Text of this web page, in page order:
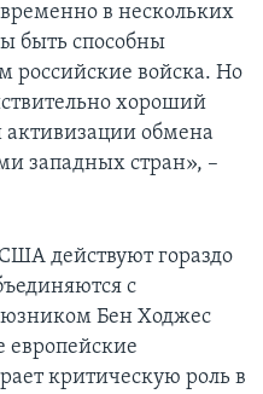
в нескольких
быть способны
российские войска. Но
хороший
активизации обмена
западных стран», –
действуют гораздо
с
Бен Ходжес
европейские
критическую роль в